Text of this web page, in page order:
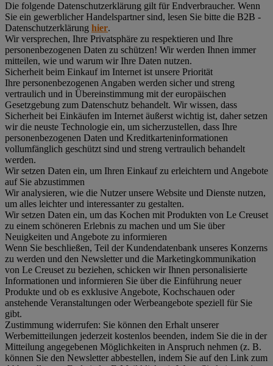
Die folgende Datenschutzerklärung gilt für Endverbraucher. Wenn
Sie ein gewerblicher Handelspartner sind, lesen Sie bitte die B2B -
Datenschutzerklärung hier.
Wir versprechen, Ihre Privatsphäre zu respektieren und Ihre
personenbezogenen Daten zu schützen! Wir werden Ihnen immer
mitteilen, wie und warum wir Ihre Daten nutzen.
Sicherheit beim Einkauf im Internet ist unsere Priorität
Ihre personenbezogenen Angaben werden sicher und streng
vertraulich und in Übereinstimmung mit der europäischen
Gesetzgebung zum Datenschutz behandelt. Wir wissen, dass
Sicherheit bei Einkäufen im Internet äußerst wichtig ist, daher setzen
wir die neuste Technologie ein, um sicherzustellen, dass Ihre
personenbezogenen Daten und Kreditkarteninformationen
vollumfänglich geschützt sind und streng vertraulich behandelt
werden.
Wir setzen Daten ein, um Ihren Einkauf zu erleichtern und Angebote
auf Sie abzustimmen
Wir analysieren, wie die Nutzer unsere Website und Dienste nutzen,
um alles leichter und interessanter zu gestalten.
Wir setzen Daten ein, um das Kochen mit Produkten von Le Creuset
zu einem schöneren Erlebnis zu machen und um Sie über
Neuigkeiten und Angebote zu informieren
Wenn Sie beschließen, Teil der Kundendatenbank unseres Konzerns
zu werden und den Newsletter und die Marketingkommunikation
von Le Creuset zu beziehen, schicken wir Ihnen personalisierte
Informationen und informieren Sie über die Einführung neuer
Produkte und ob es exklusive Angebote, Kochschauen oder
anstehende Veranstaltungen oder Werbeangebote speziell für Sie
gibt.
Zustimmung widerrufen: Sie können den Erhalt unserer
Werbemitteilungen jederzeit kostenlos beenden, indem Sie die in der
Mitteilung angegebenen Möglichkeiten in Anspruch nehmen (z. B.
können Sie den Newsletter abbestellen, indem Sie auf den Link zum